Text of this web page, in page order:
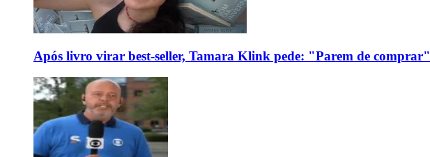
Após livro virar best-seller, Tamara Klink pede: "Parem de comprar"